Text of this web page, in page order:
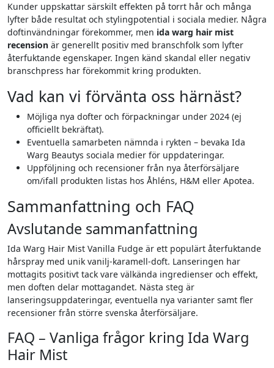
Kunder uppskattar särskilt effekten på torrt hår och många
lyfter både resultat och stylingpotential i sociala medier. Några
doftinvändningar förekommer, men ida warg hair mist
recension är generellt positiv med branschfolk som lyfter
återfuktande egenskaper. Ingen känd skandal eller negativ
branschpress har förekommit kring produkten.
Vad kan vi förvänta oss härnäst?
Möjliga nya dofter och förpackningar under 2024 (ej
officiellt bekräftat).
Eventuella samarbeten nämnda i rykten – bevaka Ida
Warg Beautys sociala medier för uppdateringar.
Uppföljning och recensioner från nya återförsäljare
om/ifall produkten listas hos Åhléns, H&M eller Apotea.
Sammanfattning och FAQ
Avslutande sammanfattning
Ida Warg Hair Mist Vanilla Fudge är ett populärt återfuktande
hårspray med unik vanilj-karamell-doft. Lanseringen har
mottagits positivt tack vare välkända ingredienser och effekt,
men doften delar mottagandet. Nästa steg är
lanseringsuppdateringar, eventuella nya varianter samt fler
recensioner från större svenska återförsäljare.
FAQ – Vanliga frågor kring Ida Warg
Hair Mist